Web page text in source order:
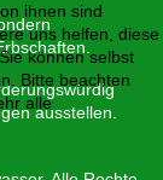
ausstellen.
ihnen sind
uns helfen, diese
können selbst
Bitte beachten
alle